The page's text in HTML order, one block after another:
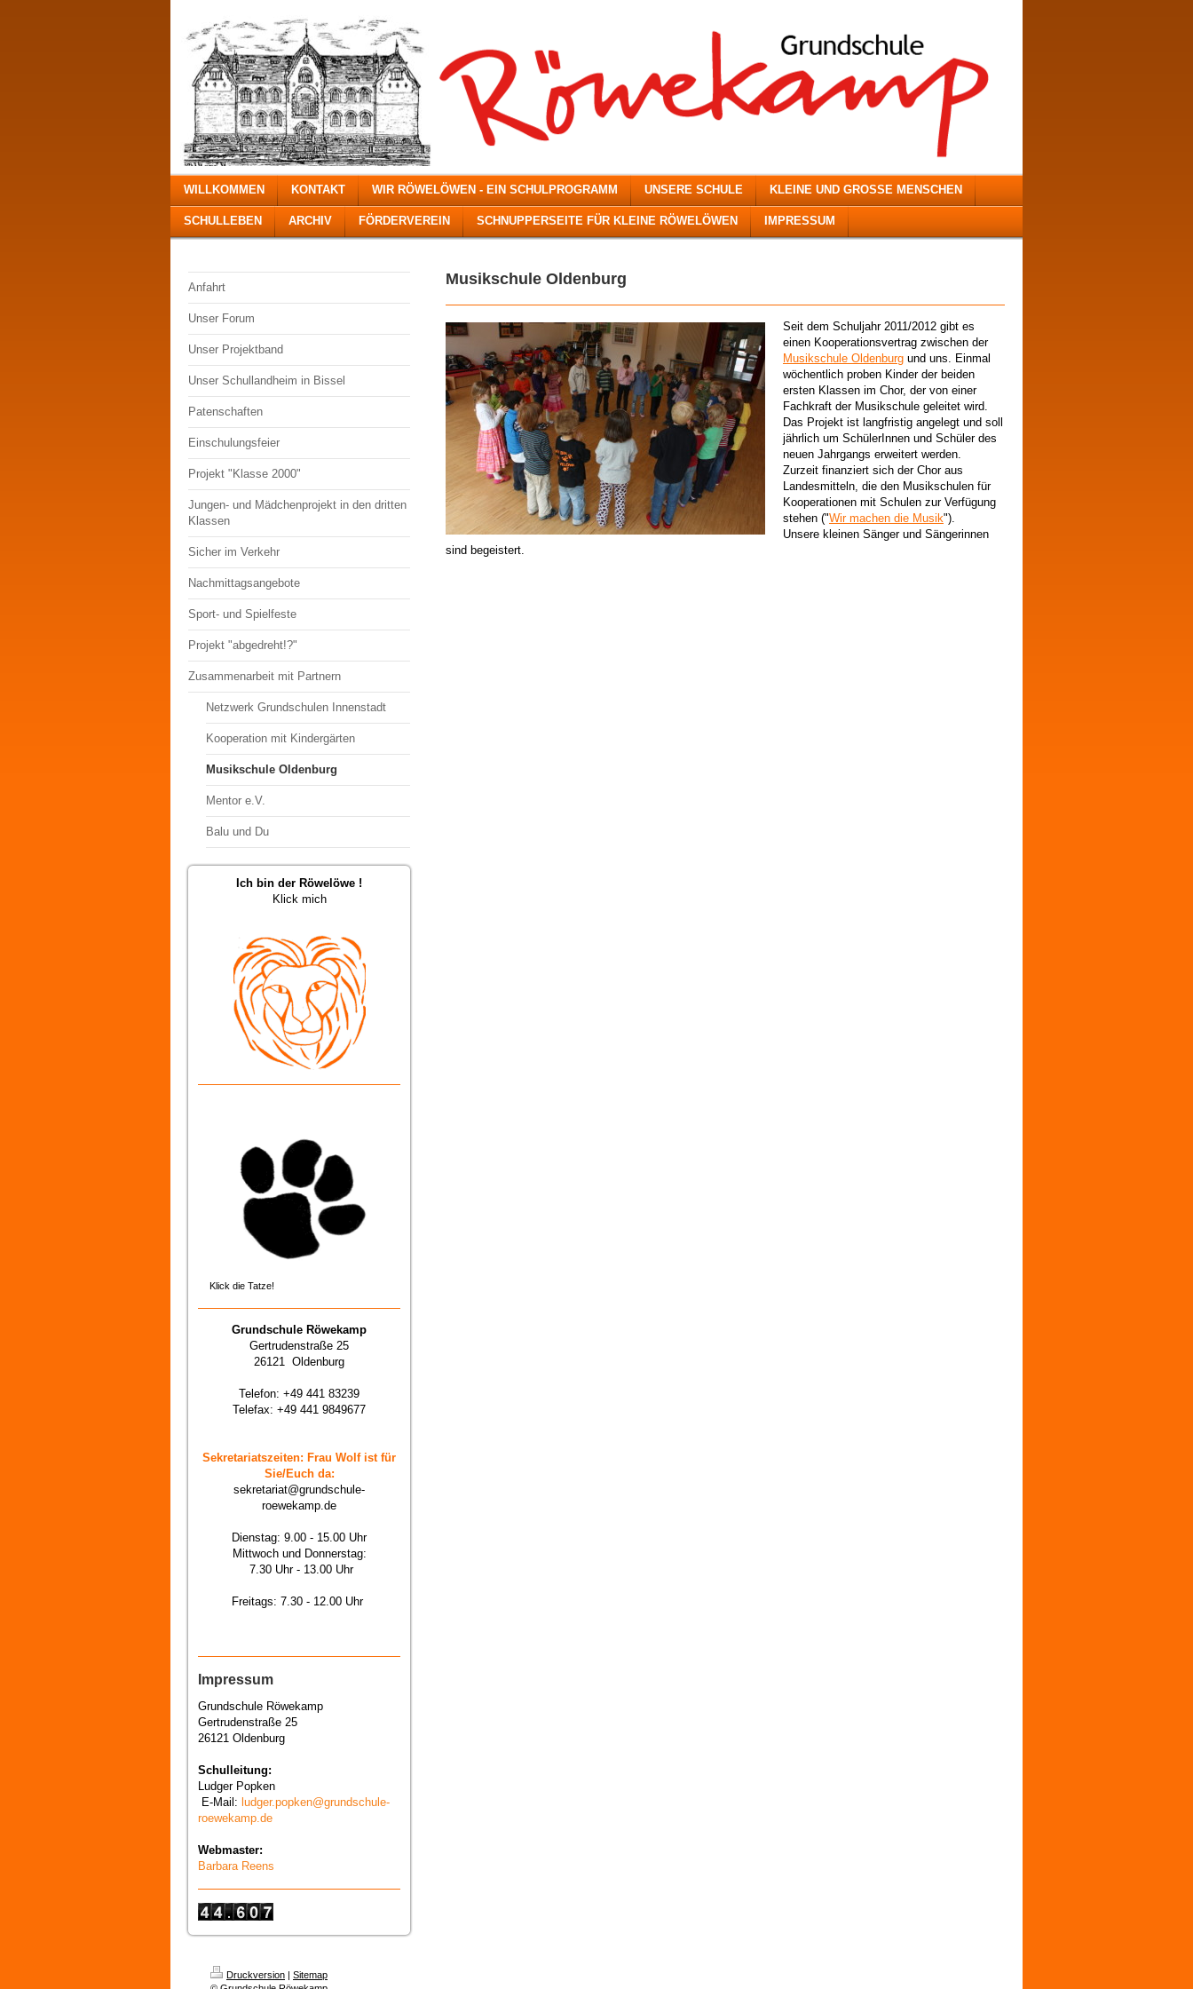
WILLKOMMEN KONTAKT WIR RÖWELÖWEN - EIN SCHULPROGRAMM UNSERE SCHULE KLEINE UND GROSSE MENSCHEN
SCHULLEBEN ARCHIV FÖRDERVEREIN SCHNUPPERSEITE FÜR KLEINE RÖWELÖWEN IMPRESSUM
Anfahrt
Unser Forum
Unser Projektband
Unser Schullandheim in Bissel
Patenschaften
Einschulungsfeier
Projekt "Klasse 2000"
Jungen- und Mädchenprojekt in den dritten
Klassen
Sicher im Verkehr
Nachmittagsangebote
Sport- und Spielfeste
Projekt "abgedreht!?"
Zusammenarbeit mit Partnern
Netzwerk Grundschulen Innenstadt
Kooperation mit Kindergärten
Musikschule Oldenburg
Mentor e.V.
Balu und Du
Ich bin der Röwelöwe !
Klick mich
Klick die Tatze!
Grundschule Röwekamp
Gertrudenstraße 25
26121 Oldenburg
Telefon: +49 441 83239
Telefax: +49 441 9849677
Sekretariatszeiten: Frau Wolf ist für
Sie/Euch da:
sekretariat@grundschule-
roewekamp.de
Dienstag: 9.00 - 15.00 Uhr
Mittwoch und Donnerstag:
7.30 Uhr - 13.00 Uhr
Freitags: 7.30 - 12.00 Uhr
Impressum
Grundschule Röwekamp
Gertrudenstraße 25
26121 Oldenburg
Schulleitung:
Ludger Popken
E-Mail: ludger.popken@grundschule-
roewekamp.de
Webmaster:
Barbara Reens
Musikschule Oldenburg
Seit dem Schuljahr 2011/2012 gibt es
einen Kooperationsvertrag zwischen der
Musikschule Oldenburg und uns. Einmal
wöchentlich proben Kinder der beiden
ersten Klassen im Chor, der von einer
Fachkraft der Musikschule geleitet wird.
Das Projekt ist langfristig angelegt und soll
jährlich um SchülerInnen und Schüler des
neuen Jahrgangs erweitert werden.
Zurzeit finanziert sich der Chor aus
Landesmitteln, die den Musikschulen für
Kooperationen mit Schulen zur Verfügung
stehen ("Wir machen die Musik").
Unsere kleinen Sänger und Sängerinnen
sind begeistert.
Druckversion | Sitemap